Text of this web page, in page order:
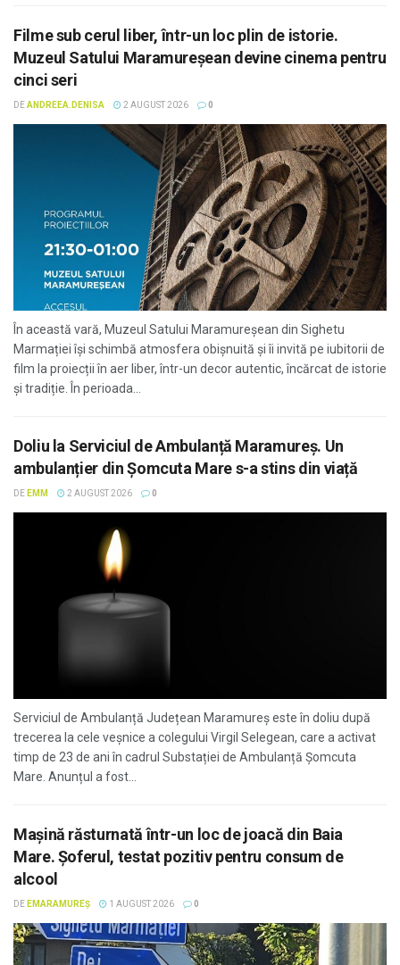
Filme sub cerul liber, într-un loc plin de istorie.
Muzeul Satului Maramureșean devine cinema pentru
cinci seri
DEANDREEA.DENISA 2 AUGUST 2026 0
În această vară, Muzeul Satului Maramureșean din Sighetu
Marmației își schimbă atmosfera obișnuită și îi invită pe iubitorii de
film la proiecții în aer liber, într-un decor autentic, încărcat de istorie
și tradiție. În perioada...
Doliu la Serviciul de Ambulanță Maramureș. Un
ambulanțier din Șomcuta Mare s-a stins din viață
DE EMM 2 AUGUST 2026 0
Serviciul de Ambulanță Județean Maramureș este în doliu după
trecerea la cele veșnice a colegului Virgil Selegean, care a activat
timp de 23 de ani în cadrul Substației de Ambulanță Șomcuta
Mare. Anunțul a fost...
Mașină răsturnată într-un loc de joacă din Baia
Mare. Șoferul, testat pozitiv pentru consum de
alcool
DE EMARAMUREȘ 1 AUGUST 2026 0